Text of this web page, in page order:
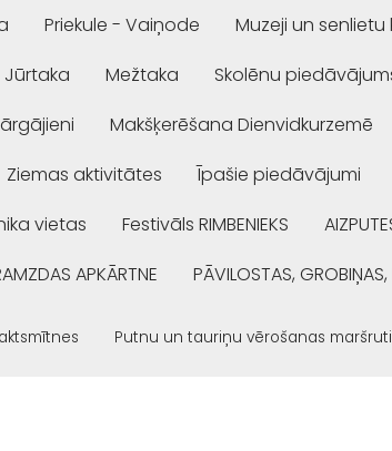
Priekule - Vaiņode Muzeji un senlietu
Jūrtaka Mežtaka Skolēnu
Makšķerēšana Dienvidkurzemē
Ziemas aktivitātes Īpašie piedāvājumi
vietas Festivāls RIMBENIEKS
APKĀRTNE PĀVILOSTAS, GROBIŅAS,
Putnu un tauriņu vērošanas maršruti